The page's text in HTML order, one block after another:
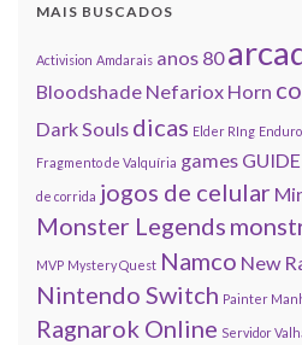
MAIS BUSCADOS
Activision Amdarais anos 80
Bloodshade Nefariox Horn
Dark Souls dicas Elder RIng Enduro
Fragmento de Valquíria games GUIDE
de corrida jogos de celular
Monster Legends
MVP Mystery Quest Namco New
Nintendo Switch Painter
Ragnarok Online Servidor